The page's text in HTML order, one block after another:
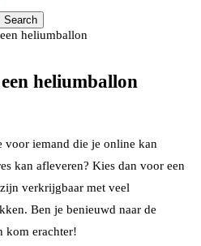
Search
heliumballon
heliumballon
voor iemand die je online kan
kan afleveren? Kies dan voor een
verkrijgbaar met veel
Ben je benieuwd naar de
kom erachter!